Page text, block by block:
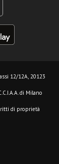
12/12A, 20123
di Milano
di proprietà